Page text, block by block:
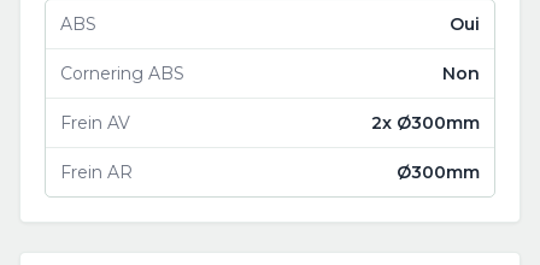
ABS Oui
Cornering ABS Non
Frein AV 2x Ø300mm
Frein AR Ø300mm